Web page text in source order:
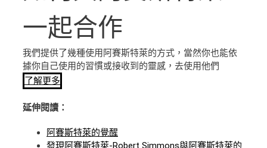
一起合作
我們提供了幾種使用阿賽斯特萊的方式，當然你也能依
據你自己使用的習慣或接收到的靈感，去使用他們
了解更多
延伸閱讀：
阿賽斯特萊的覺醒
發現阿賽斯特萊-Robert Simmons與阿賽斯特萊的